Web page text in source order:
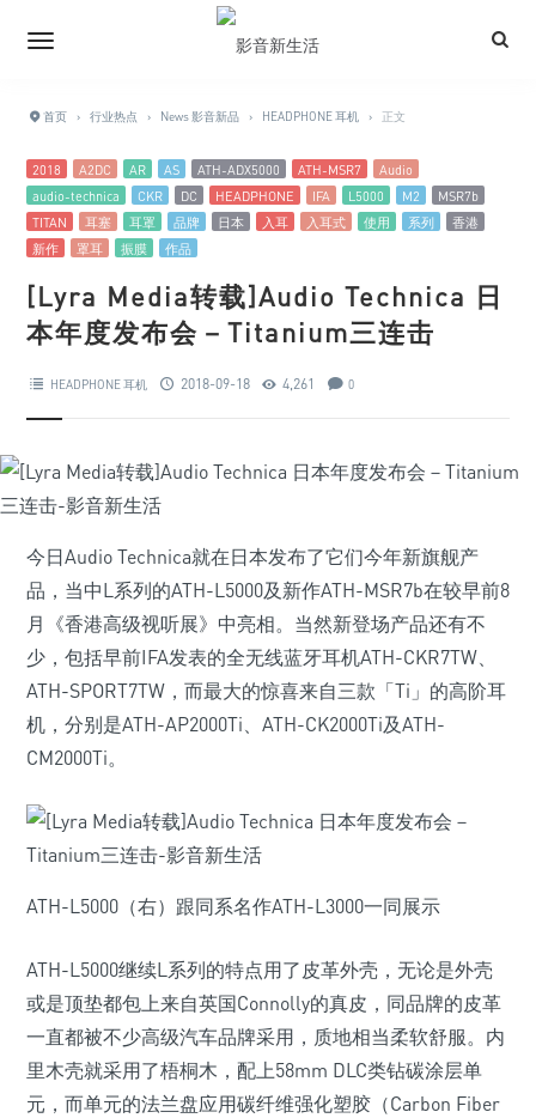
首页 › 行业热点 › News 影音新品 › HEADPHONE 耳机 › 正文
2018 A2DC AR AS ATH-ADX5000 ATH-MSR7
Audio
audio-technica
CKR DC HEADPHONE IFA L5000 M2
MSR7b
TITAN
耳塞 耳罩 品牌 日本 入耳 入耳式 使用 系列
香港
新作
罩耳 振膜 作品
[Lyra Media转载]Audio Technica 日
本年度发布会－Titanium三连击
HEADPHONE 耳机 2018-09-18 4,261 0
今日Audio Technica就在日本发布了它们今年新旗舰产
品，当中L系列的ATH-L5000及新作ATH-MSR7b在较早前8
月《香港高级视听展》中亮相。当然新登场产品还有不
少，包括早前IFA发表的全无线蓝牙耳机ATH-CKR7TW、
ATH-SPORT7TW，而最大的惊喜来自三款「Ti」的高阶耳
机，分别是ATH-AP2000Ti、ATH-CK2000Ti及ATH-
CM2000Ti。
ATH-L5000（右）跟同系名作ATH-L3000一同展示
ATH-L5000继续L系列的特点用了皮革外壳，无论是外壳
或是顶垫都包上来自英国Connolly的真皮，同品牌的皮革
一直都被不少高级汽车品牌采用，质地相当柔软舒服。内
里木壳就采用了梧桐木，配上58mm DLC类钻碳涂层单
元，而单元的法兰盘应用碳纤维强化塑胶（Carbon Fiber